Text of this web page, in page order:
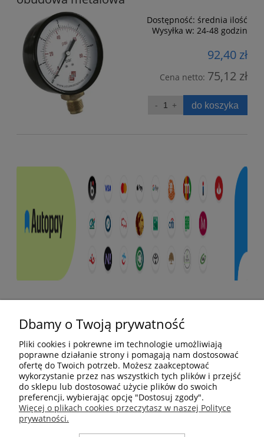
Dostępność: średnia ilość
Wysyłka w: 24-48 godzin
92,40 zł
Cena netto: 75,12 zł
do koszyka
Moje konto
Płatności i dostawa
Informacje
Dbamy o Twoją prywatność
Pliki cookies i pokrewne im technologie umożliwiają
poprawne działanie strony i pomagają nam dostosować
ofertę do Twoich potrzeb. Możesz zaakceptować
wykorzystanie przez nas wszystkich tych plików i przejść
do sklepu lub dostosować użycie plików do swoich
preferencji, wybierając opcję "Dostosuj zgody".
Więcej o plikach cookies przeczytasz w naszej Polityce
prywatności.